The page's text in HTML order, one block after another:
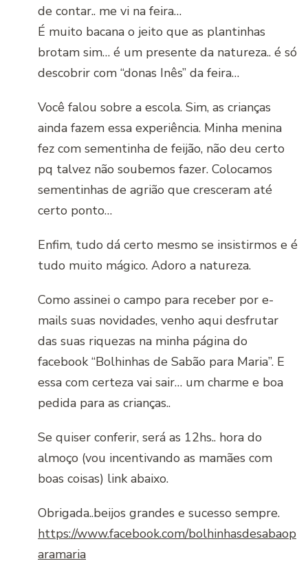
de contar.. me vi na feira…
É muito bacana o jeito que as plantinhas
brotam sim… é um presente da natureza.. é só
descobrir com “donas Inês” da feira…
Você falou sobre a escola. Sim, as crianças
ainda fazem essa experiência. Minha menina
fez com sementinha de feijão, não deu certo
pq talvez não soubemos fazer. Colocamos
sementinhas de agrião que cresceram até
certo ponto…
Enfim, tudo dá certo mesmo se insistirmos e é
tudo muito mágico. Adoro a natureza.
Como assinei o campo para receber por e-
mails suas novidades, venho aqui desfrutar
das suas riquezas na minha página do
facebook “Bolhinhas de Sabão para Maria”. E
essa com certeza vai sair… um charme e boa
pedida para as crianças..
Se quiser conferir, será as 12hs.. hora do
almoço (vou incentivando as mamães com
boas coisas) link abaixo.
Obrigada..beijos grandes e sucesso sempre.
https://www.facebook.com/bolhinhasdesabaop
aramaria